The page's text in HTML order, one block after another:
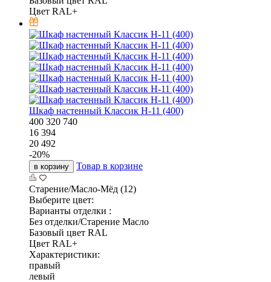
Цвет RAL+
Шкаф настенный Классик Н-11 (400)
400 320 740
16 394
20 492
-20%
в корзину Товар в корзине
Старение/Масло-Мёд (12)
Выберите цвет:
Варианты отделки :
Без отделки/Старение Масло
Базовый цвет RAL
Цвет RAL+
Характеристики:
правый
левый